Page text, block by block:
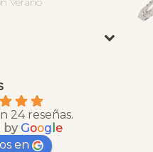
24 reseñas.
byGoog e
en